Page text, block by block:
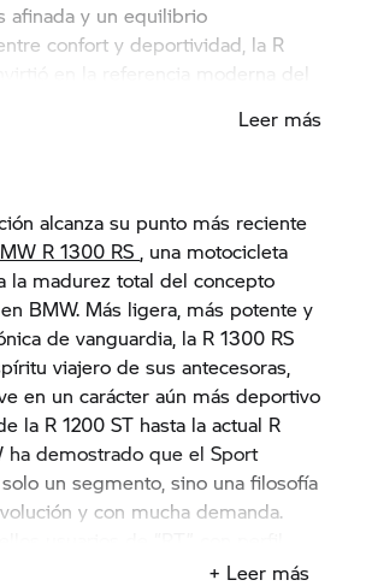
afinada y un equilibrio
confort y deportividad, la R
en la referencia moderna del
Leer más
alcanza su punto más reciente
R 1300 RS , una motocicleta
la madurez total del concepto
BMW. Más ligera, más potente y
de vanguardia, la R 1300 RS
viajero de sus antecesoras,
en un carácter aún más deportivo
la R 1200 ST hasta la actual R
ha demostrado que el Sport
un segmento, sino una filosofía
y con mucha demanda.
mientras que recibe a los amantes
+ Leer más